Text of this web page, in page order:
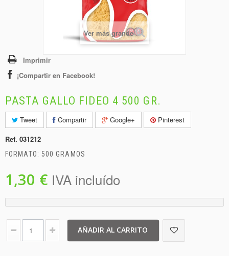
PANADERÍA
Ver más grande
Imprimir
¡Compartir en Facebook!
PASTA GALLO FIDEO 4 500 GR.
Tweet Compartir Google+
Pinterest
Ref. 031212
FORMATO: 500 GRAMOS
1,30 € IVA incluído
AÑADIR AL CARRITO